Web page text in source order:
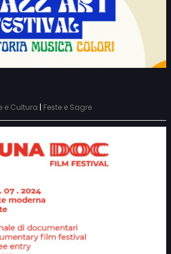
e Cultura | Feste e Sagre